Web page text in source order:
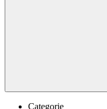
Categorie